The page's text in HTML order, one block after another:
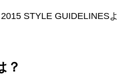
STYLE GUIDELINES
？